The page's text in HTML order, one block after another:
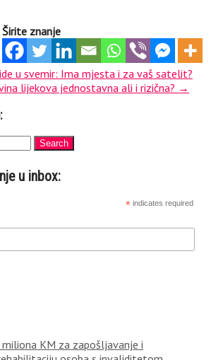
Širite znanje
u svemir: Ima mjesta i za vaš satelit?
lijekova jednostavna ali i rizična? →
u inbox:
* indicates required
miliona KM za zapošljavanje i